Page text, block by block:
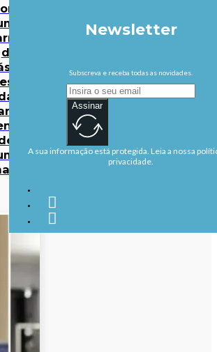
de
à
do
ser
Newsletter
Subscreva e receba todas as novidades.
Assinar
A sua informação está protegida. Leia a nossa
privacidade.